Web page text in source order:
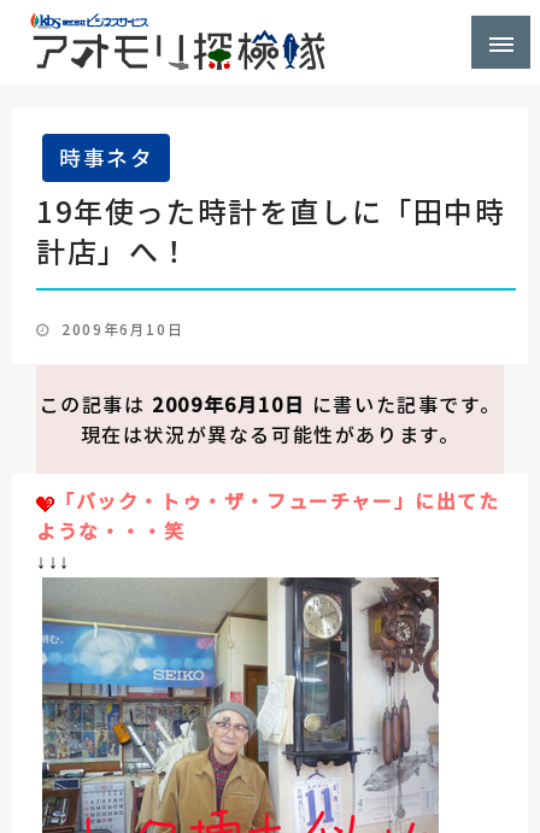
時事ネタ
19年使った時計を直しに「田中時
計店」へ！
投
日:
2009年6月10日
この記事は 2009年6月10日 に書いた記事です。
現在は状況が異なる可能性があります。
「バック・トゥ・ザ・フューチャー」に出てた
ような・・・笑
↓↓↓